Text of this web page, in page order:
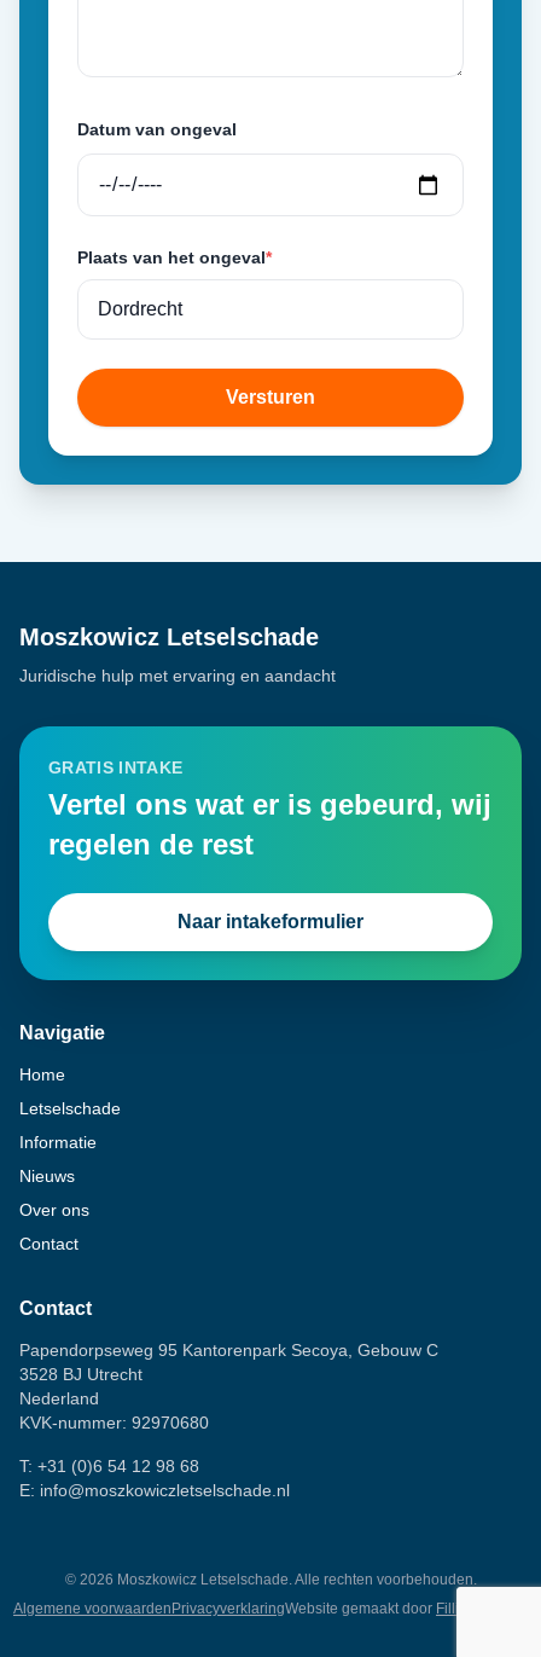
Datum van ongeval
Plaats van het ongeval*
Versturen
Moszkowicz Letselschade
Juridische hulp met ervaring en aandacht
GRATIS INTAKE
Vertel ons wat er is gebeurd, wij
regelen de rest
Naar intakeformulier
Navigatie
Home
Letselschade
Informatie
Nieuws
Over ons
Contact
Contact
Papendorpseweg 95 Kantorenpark Secoya, Gebouw C
3528 BJ Utrecht
Nederland
KVK-nummer: 92970680
T: +31 (0)6 54 12 98 68
E: info@moszkowiczletselschade.nl
© 2026 Moszkowicz Letselschade. Alle rechten voorbehouden.
Algemene voorwaarden PrivacyverklaringWebsite gemaakt door Fillingscreens